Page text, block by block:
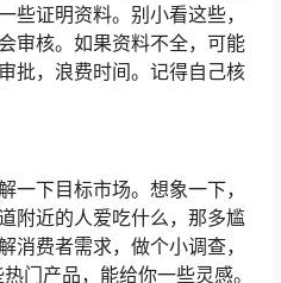
些证明资料。别小看这些，
审核。如果资料不全，可能
批，浪费时间。记得自己核
一下目标市场。想象一下，
附近的人爱吃什么，那多尴
消费者需求，做个小调查，
门产品，能给你一些灵感。